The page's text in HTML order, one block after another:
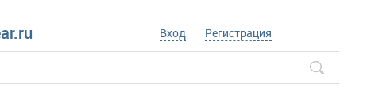
Вход Регистрация